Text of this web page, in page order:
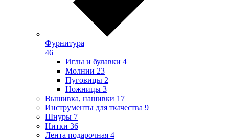
Фурнитура
46
Иглы и булавки 4
Молнии 23
Пуговицы 2
Ножницы 3
Вышивка, нашивки 17
Инструменты для ткачества 9
Шнуры 7
Нитки 36
Лента подарочная 4